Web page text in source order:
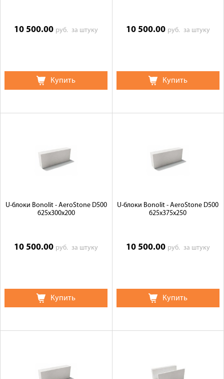
10 500.00 руб.за штуку
Купить
10 500.00 руб. за штуку
Купить
U-блоки Bonolit - AeroStone D500
625х300х200
10 500.00 руб.за штуку
Купить
U-блоки Bonolit - AeroStone D500
625х375х250
10 500.00 руб. за штуку
Купить